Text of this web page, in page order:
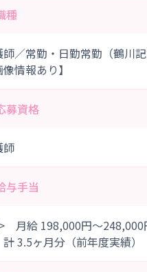
種
／常勤・日勤常勤（鶴川記
像情報あり】
募資格
師
与手当
月給 198,000円～248,000
3.5ヶ月分（前年度実績）